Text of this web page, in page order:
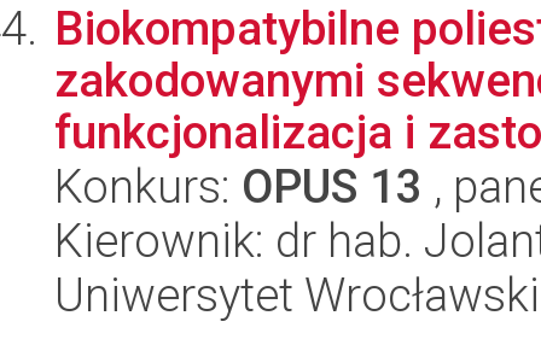
Biokompatybilne
zakodowanymi
funkcjonalizacja i
Konkurs: OPUS 13 ,
Kierownik: dr hab.
Uniwersytet